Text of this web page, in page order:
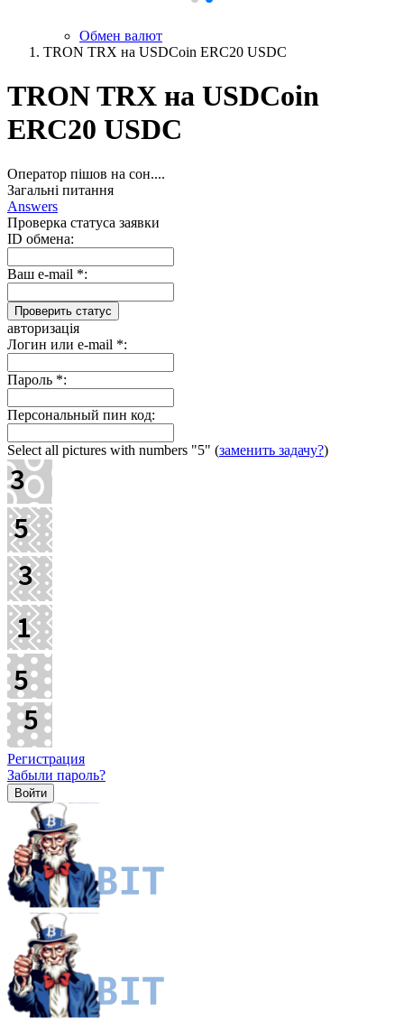
Обмен валют
TRON TRX на USDCoin ERC20 USDC
TRON TRX на USDCoin
ERC20 USDC
Оператор пішов на сон....
Загальні питання
Answers
Проверка статуса заявки
ID обмена:
Ваш e-mail *:
авторизація
Логин или e-mail *:
Пароль *:
Персональный пин код:
Select all pictures with numbers "5" (заменить задачу?)
Регистрация
Забыли пароль?